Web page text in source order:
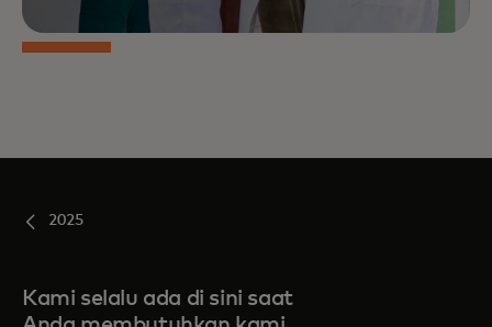
2025
Kami selalu ada di sini saat